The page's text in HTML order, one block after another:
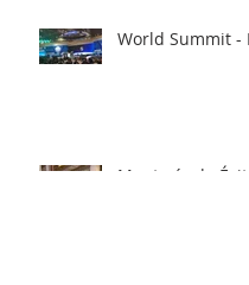
World Summit -
Mentoría de